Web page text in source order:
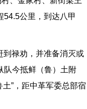
公里，到达八甲
到禄劝，并准备消灭或
队今抵鲜（鲁）土附
”，距中革军委总部宿